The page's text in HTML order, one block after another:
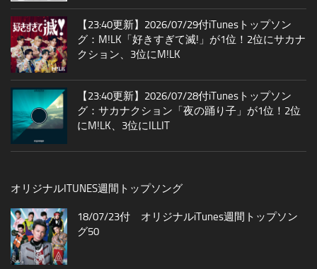
【23:40更新】2026/07/29付iTunesトップソン
グ：M!LK「好きすぎて滅!」が1位！2位にサカナ
クション、3位にM!LK
【23:40更新】2026/07/28付iTunesトップソン
グ：サカナクション「夜の踊り子」が1位！2位
にM!LK、3位にILLIT
オリジナルITUNES週間トップソング
18/07/23付 オリジナルiTunes週間トップソン
グ50